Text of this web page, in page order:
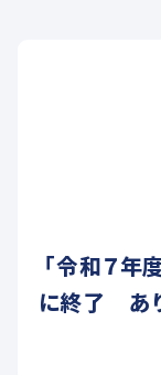
「令和７
に終了 あ